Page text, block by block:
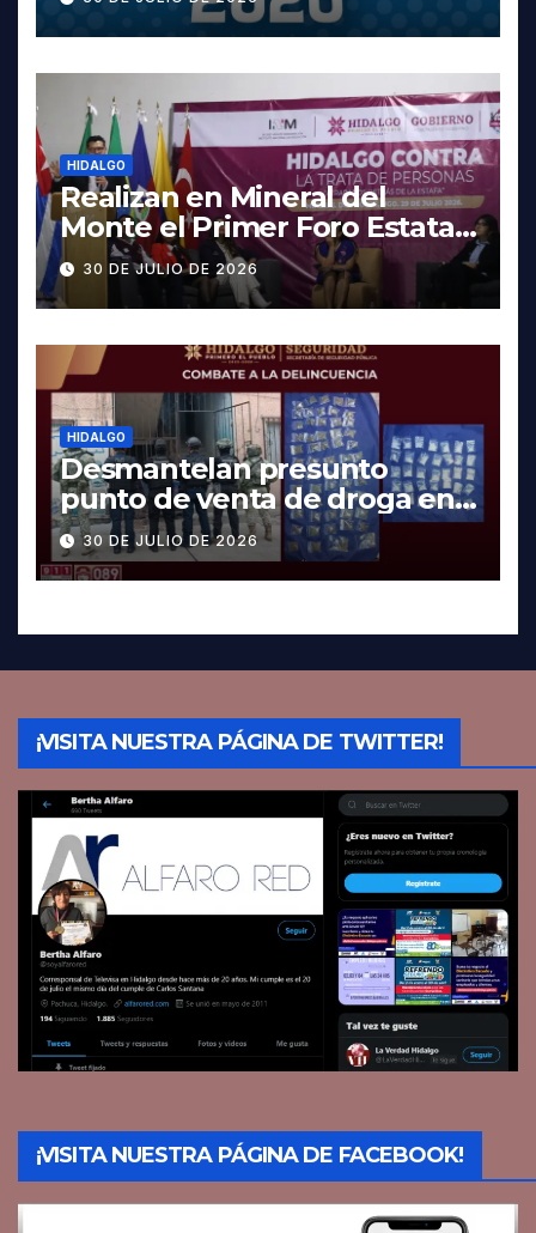
fechas y los precios
HIDALGO
Realizan en Mineral del
Monte el Primer Foro Estatal
contra la Trata de Personas
30 DE JULIO DE 2026
HIDALGO
Desmantelan presunto
punto de venta de droga en
Pachuca; hay dos detenidos
30 DE JULIO DE 2026
¡VISITA NUESTRA PÁGINA DE TWITTER!
¡VISITA NUESTRA PÁGINA DE FACEBOOK!